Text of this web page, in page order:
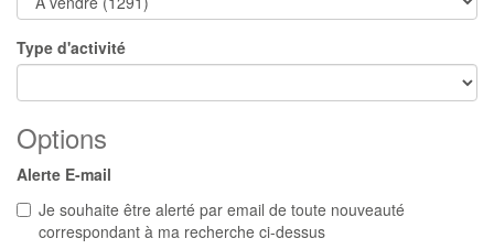
Type d'activité
Options
Alerte E-mail
Je souhaite être alerté par email de toute nouveauté
correspondant à ma recherche ci-dessus